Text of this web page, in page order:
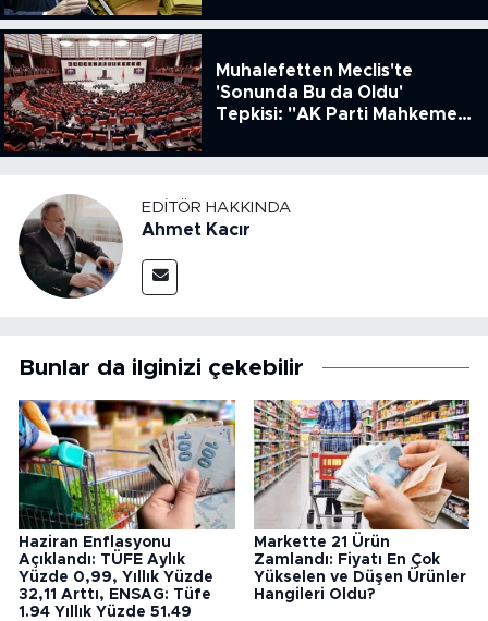
Muhalefetten Meclis'te
'Sonunda Bu da Oldu'
Tepkisi: "AK Parti Mahkeme
Kanun Çıkardı"
EDITÖR HAKKINDA
Ahmet Kacır
Bunlar da ilginizi çekebilir
Haziran Enflasyonu
Açıklandı: TÜFE Aylık
Yüzde 0,99, Yıllık Yüzde
32,11 Arttı, ENSAG: Tüfe
1.94 Yıllık Yüzde 51.49
Markette 21 Ürün
Zamlandı: Fiyatı En Çok
Yükselen ve Düşen Ürünler
Hangileri Oldu?